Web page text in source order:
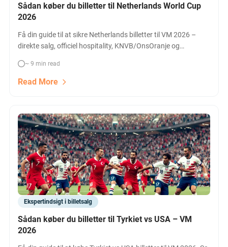
Sådan køber du billetter til Netherlands World Cup
2026
Få din guide til at sikre Netherlands billetter til VM 2026 –
direkte salg, officiel hospitality, KNVB/OnsOranje og
oplev Oranje live i USA!
~ 9 min read
Read More
Ekspertindsigt i billetsalg
Sådan køber du billetter til Tyrkiet vs USA – VM
2026